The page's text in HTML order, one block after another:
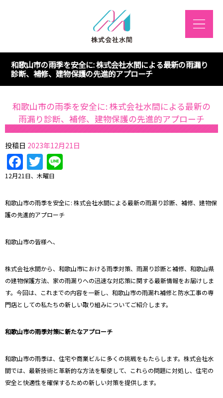
和歌山市の雨季を安全に: 株式会社水間による最新の雨漏り
診断、補修、建物保護の先進的アプローチ
和歌山市の雨季を安全に: 株式会社水間による最新の
雨漏り診断、補修、建物保護の先進的アプローチ
投稿日 2023年12月21日
Facebook
Twitter
12月21日、木曜日
和歌山市の雨季を安全に: 株式会社水間による最新の雨漏り診断、補修、建物保
護の先進的アプローチ
和歌山市の皆様へ、
株式会社水間から、和歌山市における雨季対策、雨漏り診断と補修、和歌山県
の建物保護方法、家の雨漏りへの迅速な対応策に関する最新情報をお届けしま
す。今回は、これまでの内容を一新し、和歌山市の雨漏れ補修と防水工事の専
門店としての私たちの新しい取り組みについてご紹介します。
和歌山市の雨季対策に新たなアプローチ
和歌山市の雨季は、住宅や商業ビルに多くの挑戦をもたらします。株式会社水
間では、最新技術と革新的な方法を駆使して、これらの問題に対処し、住宅の
安全と快適性を確保するための新しい対策を提供します。